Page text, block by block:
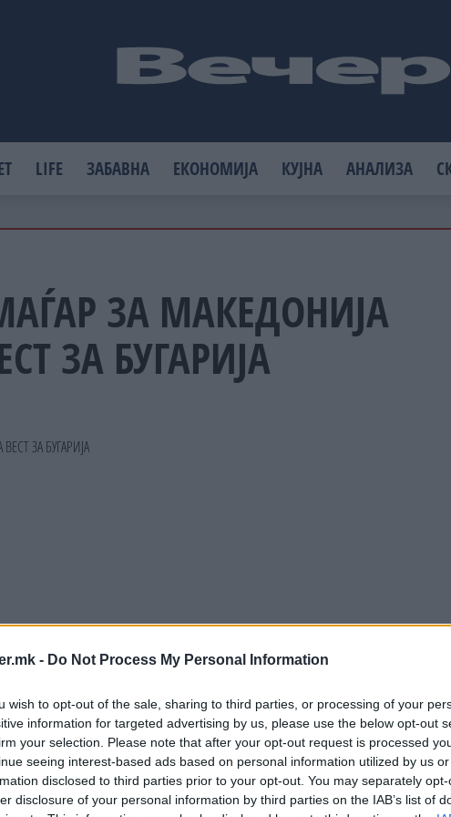
- Do Not Process My Personal Information
wish to opt-out of the sale, sharing to third parties, or processing of your
information for targeted advertising by us, please use the below opt-out
your selection. Please note that after your opt-out request is processed
seeing interest-based ads based on personal information utilized by us
disclosed to third parties prior to your opt-out. You may separately
disclosure of your personal information by third parties on the IAB’s list of
LIFE ЗАБАВНА ЕКОНОМИЈА КУЈНА АНАЛИЗА
ЗА МАКЕДОНИЈА
ЗА БУГАРИЈА